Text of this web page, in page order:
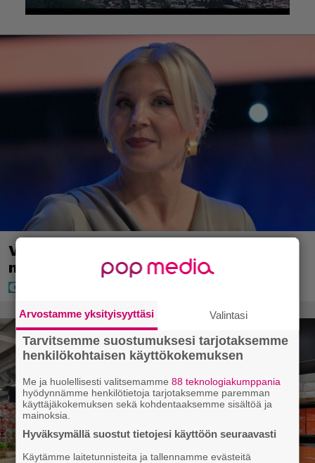
Vappu Pimiältä lisää lomakuvia – ”Aina
niin kauniina ja tyylikkäänä”
Arvostamme yksityisyyttäsi Valintasi
Tarvitsemme suostumuksesi tarjotaksemme
henkilökohtaisen käyttökokemuksen
Me ja huolellisesti valitsemamme88 teknologiakumppania
hyödynnämme henkilötietoja tarjotaksemme paremman
käyttäjäkokemuksen sekä kohdentaaksemme sisältöä ja
mainoksia.
Hyväksymällä suostut tietojesi käyttöön seuraavasti
Käytämme laitetunnisteita ja tallennamme evästeitä